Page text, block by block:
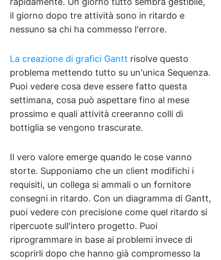
il giorno dopo tre attività sono in ritardo e
nessuno sa chi ha commesso l'errore.
La creazione di grafici Gantt risolve questo
problema mettendo tutto su un'unica Sequenza.
Puoi vedere cosa deve essere fatto questa
settimana, cosa può aspettare fino al mese
prossimo e quali attività creeranno colli di
bottiglia se vengono trascurate.
Il vero valore emerge quando le cose vanno
storte. Supponiamo che un client modifichi i
requisiti, un collega si ammali o un fornitore
consegni in ritardo. Con un diagramma di Gantt,
puoi vedere con precisione come quel ritardo si
ripercuote sull'intero progetto. Puoi
riprogrammare in base ai problemi invece di
scoprirli dopo che hanno già compromesso la